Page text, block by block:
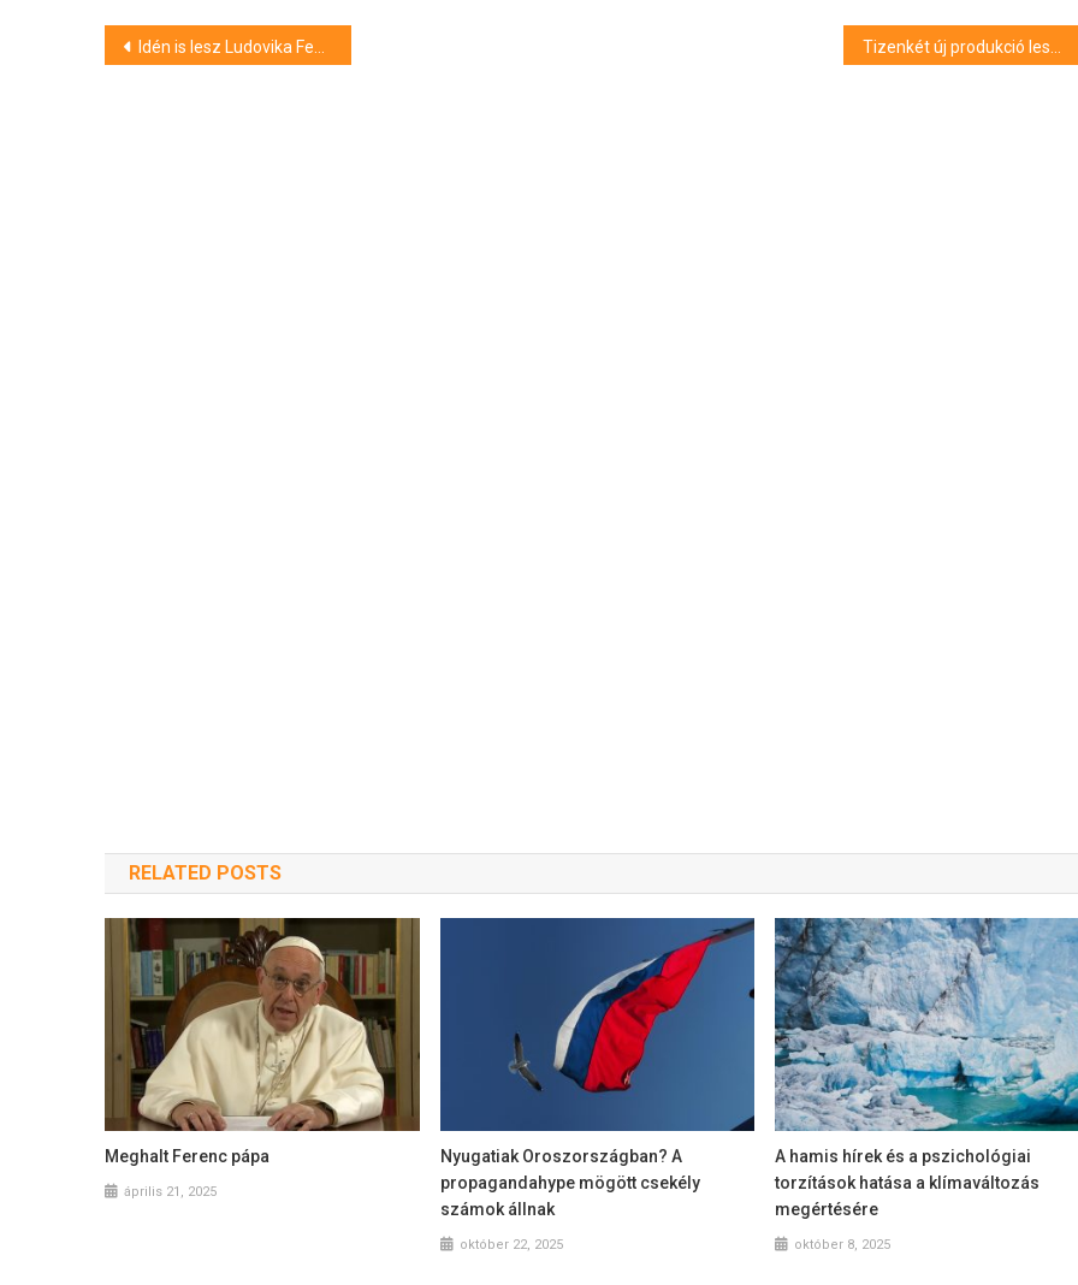
Bejegyzés
Idén is lesz Ludovika Fesztivál a Nemzeti Közszolgálati Egyetemen
RELATED POSTS
Meghalt Ferenc pápa
április 21, 2025
Nyugatiak Oroszországban? A
propagandahype mögött csekély
számok állnak
október 22, 2025
A hamis hírek és a pszichológiai
torzítások hatása a klímaváltozás
megértésére
október 8, 2025